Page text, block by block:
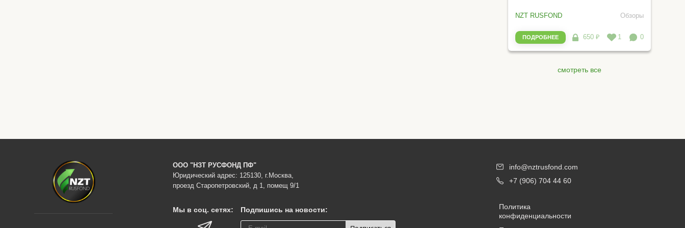
NZT RUSFOND Обзоры
ПОДРОБНЕЕ 650 ₽ 1 0
смотреть все
ООО "НЗТ РУСФОНД ПФ"
Юридический адрес: 125130, г.Москва,
проезд Старопетровский, д 1, помещ 9/1
Мы в соц. сетях: Подпишись на новости:
info@nztrusfond.com
+7 (906) 704 44 60
Политика
конфиденциальности